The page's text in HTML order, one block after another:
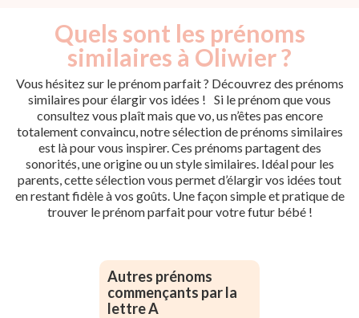
Quels sont les prénoms
similaires à Oliwier ?
Vous hésitez sur le prénom parfait ? Découvrez des prénoms
similaires pour élargir vos idées ! Si le prénom que vous
consultez vous plaît mais que vo, us n’êtes pas encore
totalement convaincu, notre sélection de prénoms similaires
est là pour vous inspirer. Ces prénoms partagent des
sonorités, une origine ou un style similaires. Idéal pour les
parents, cette sélection vous permet d’élargir vos idées tout
en restant fidèle à vos goûts. Une façon simple et pratique de
trouver le prénom parfait pour votre futur bébé !
Autres prénoms
commençants par la
lettre A